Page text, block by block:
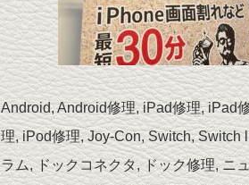
Android,Android修理,iPad修理,iPad
理,iPod修理,Joy-Con,Switch,Switch
ラム,ドックコネクタ,ドック修理,ニ